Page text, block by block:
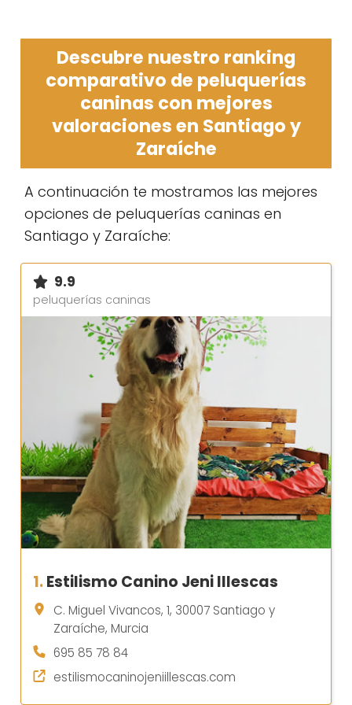
Descubre nuestro ranking
comparativo de peluquerías
caninas con mejores
valoraciones en Santiago y
Zaraíche
A continuación te mostramos las mejores
opciones de peluquerías caninas en
Santiago y Zaraíche:
9.9
peluquerías caninas
1.Estilismo Canino Jeni Illescas
C. Miguel Vivancos, 1, 30007 Santiago y
Zaraíche, Murcia
695 85 78 84
estilismocaninojeniillescas.com